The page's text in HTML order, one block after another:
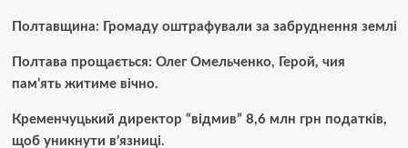
Полтавщина: Громаду оштрафували за забруднення землі
Полтава прощається: Олег Омельченко, Герой, чия
пам’ять житиме вічно.
Кременчуцький директор “відмив” 8,6 млн грн податків,
щоб уникнути в’язниці.